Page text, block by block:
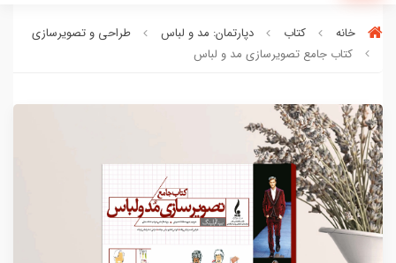
خانه کتاب دپارتمان: مد و لباس
طراحی و تصویرسازی
کتاب جامع تصویرسازی مد و لباس